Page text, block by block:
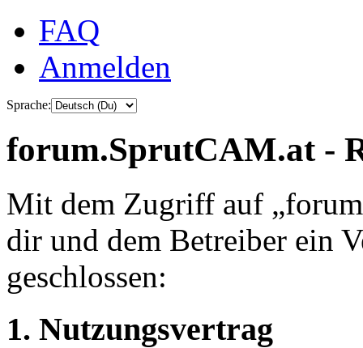
FAQ
Anmelden
Sprache:
forum.SprutCAM.at -
Mit dem Zugriff auf
dir und dem Betreiber ein
geschlossen:
1. Nutzungsvertrag